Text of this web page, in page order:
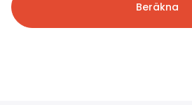
Beräkna